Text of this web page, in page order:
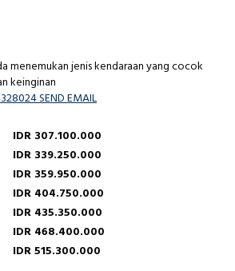
menemukan jenis kendaraan yang cocok
keinginan
SEND EMAIL
IDR 307.100.000
IDR 339.250.000
IDR 359.950.000
IDR 404.750.000
IDR 435.350.000
IDR 468.400.000
IDR 515.300.000